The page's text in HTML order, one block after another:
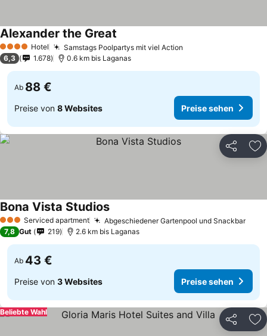
4 Sterne Hotel Samstags Poolpartys mit viel Action
Alexander the Great
6,3 1.678 0.6 km bis Laganas
Ab 88 €
Preise von 8 Websites Preise sehen
Teilen
3 SterneServiced apartment Abgeschiedener Gartenpool und Snackbar
Bona Vista Studios
7,8 Gut 219 2.6 km bis Laganas
Ab 43 €
Preise von 3 Websites Preise sehen
Teilen
Beliebte Wahl